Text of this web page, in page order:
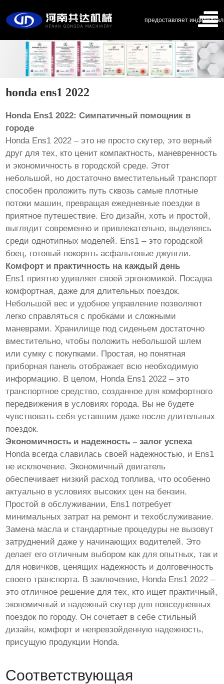
предоставляет
honda ens1 2022
Honda Ens1 2022: Симпатичный помощник в
городе
Honda Ens1 2022 – это не просто скутер, это верный
друг для тех, кто ценит компактность, маневренность
и экономичность в городской среде. Этот
небольшой, но достаточно вместительный транспорт
способен проложить путь сквозь самые плотные
потоки машин, превращая ежедневные поездки в
приятное путешествие. Его дизайн, хоть и простой,
выглядит современно и привлекательно, выделяясь
среди однотипных моделей. Ens1 – это городской
боец, готовый покорять асфальтовые джунгли.
Комфорт и практичность на каждый день
Ens1 приятно удивляет своей эргономикой. Посадка
комфортная, даже для длительных поездок.
Небольшой вес и удобное управление позволяют
легко справляться с пробками и сложными
маневрами. Хранилище под сиденьем достаточно
вместительно, чтобы положить небольшой шлем
или сумку с покупками. Простая, но понятная
приборная панель отображает всю необходимую
информацию. В целом, Honda Ens1 2022 – это
транспортное средство, созданное для комфортного
передвижения в условиях города. Вы не будете
чувствовать себя уставшим даже после длительных
поездок.
Экономичность и надежность – залог успеха
Honda всегда славилась своей надежностью, и Ens1
не исключение. Экономичный двигатель
обеспечивает низкий расход топлива, что особенно
актуально в условиях высоких цен на бензин.
Простой в обслуживании, Ens1 потребует
минимальных затрат на ремонт и техобслуживание.
Замена масла и стандартные процедуры не вызовут
затруднений даже у начинающих водителей. Это
делает его отличным выбором как для опытных, так и
для новичков, ценящих надежность и долговечность
своего транспорта. В заключение, Honda Ens1 2022 –
это отличное решение для тех, кто ищет практичный,
экономичный и надежный скутер для повседневных
поездок по городу. Он сочетает в себе стильный
дизайн, комфорт и непревзойденную надежность,
присущую продукции Honda.
Соответствующая